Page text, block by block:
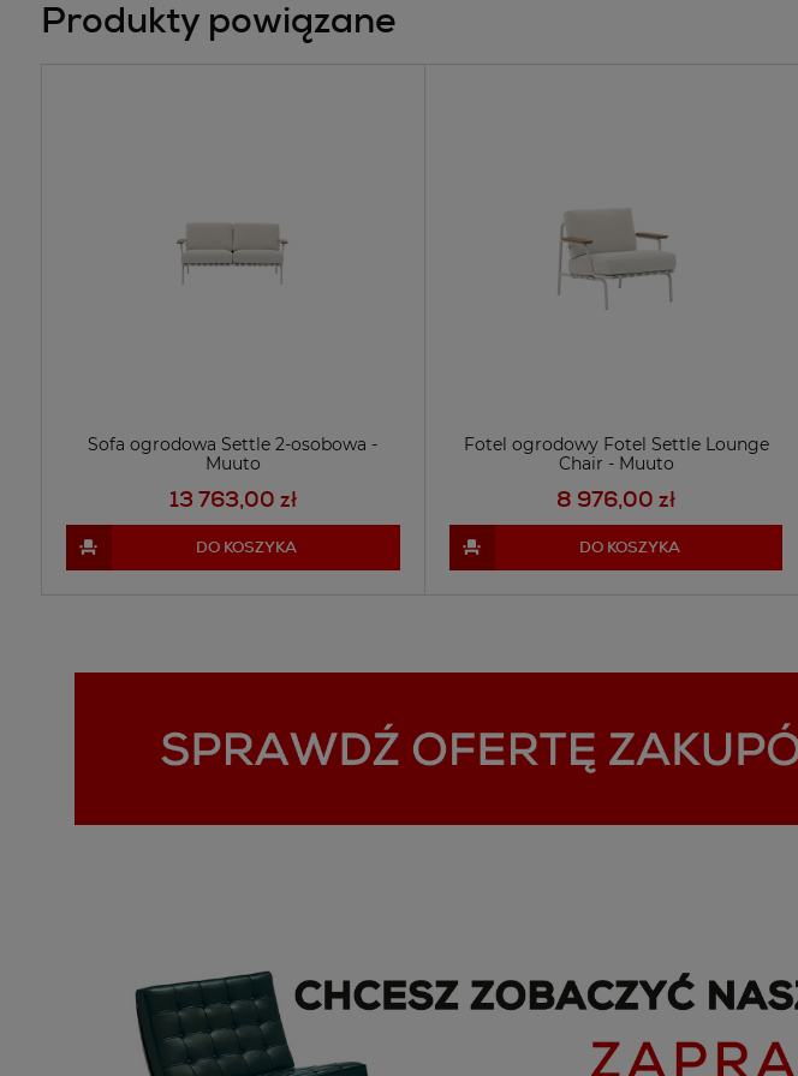
Produkty powiązane
Sofa ogrodowa Settle 2-osobowa -
Muuto
13 763,00 zł
DO KOSZYKA
Fotel ogrodowy Fotel Settle Lounge
Chair - Muuto
8 976,00 zł
DO KOSZYKA